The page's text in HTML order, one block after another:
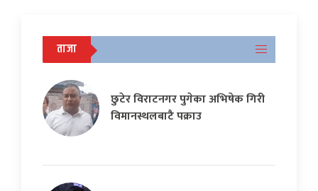
ताजा
छुटेर विराटनगर पुगेका अभिषेक गिरी
विमानस्थलबाटै पक्राउ